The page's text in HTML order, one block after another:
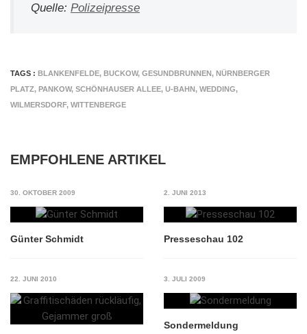
Quelle: Polizeipresse
TAGS : BLANKENFELDE, BUCKOW, GESUNDBRUNNEN, NÜRNBERGER
PLATZ, PANKOW, SCHÖNHAUSER ALLEE, U-BAHN, WEDDING,
WILMERSDORF, WITTENBERGE
EMPFOHLENE ARTIKEL
30. OKTOBER 2009
Günter Schmidt
2. JUNI 2013
Presseschau 102
22. JUNI 2010 3. JULI 2009
Sondermeldung